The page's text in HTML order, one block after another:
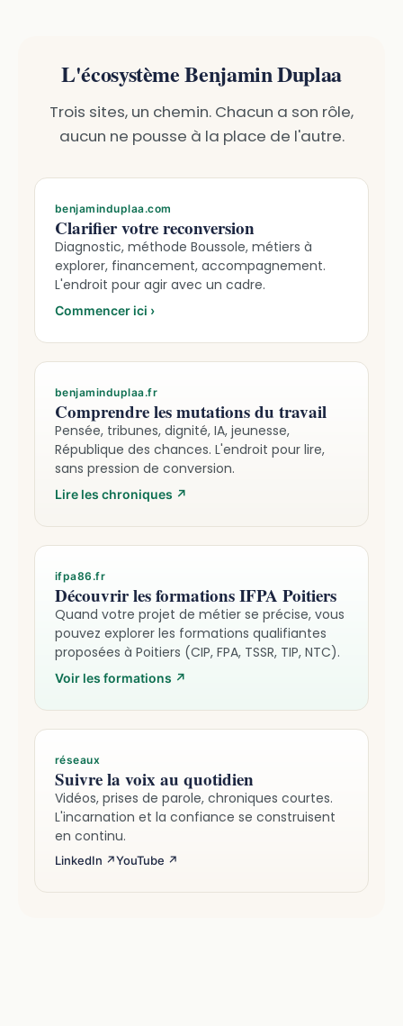
L'écosystème Benjamin Duplaa
Trois sites, un chemin. Chacun a son rôle,
aucun ne pousse à la place de l'autre.
benjaminduplaa.com
Clarifier votre reconversion
Diagnostic, méthode Boussole, métiers à
explorer, financement, accompagnement.
L'endroit pour agir avec un cadre.
Commencer ici ›
benjaminduplaa.fr
Comprendre les mutations du travail
Pensée, tribunes, dignité, IA, jeunesse,
République des chances. L'endroit pour lire,
sans pression de conversion.
Lire les chroniques ↗
ifpa86.fr
Découvrir les formations IFPA Poitiers
Quand votre projet de métier se précise, vous
pouvez explorer les formations qualifiantes
proposées à Poitiers (CIP, FPA, TSSR, TIP, NTC).
Voir les formations ↗
réseaux
Suivre la voix au quotidien
Vidéos, prises de parole, chroniques courtes.
L'incarnation et la confiance se construisent
en continu.
LinkedIn ↗YouTube ↗